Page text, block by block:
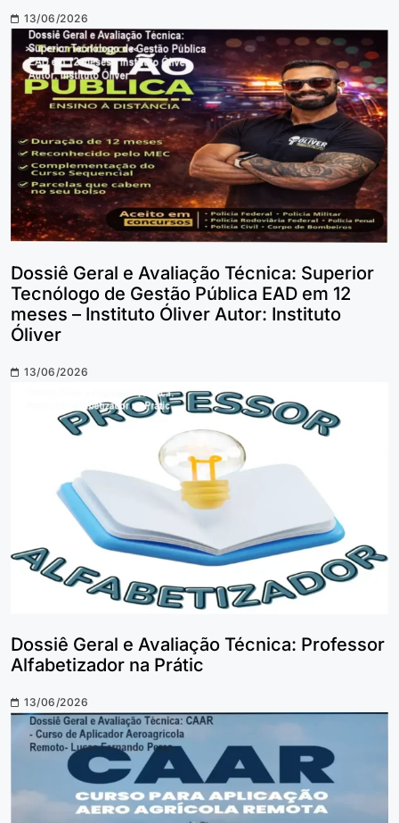
13/06/2026
Dossiê Geral e Avaliação Técnica: Superior
Tecnólogo de Gestão Pública EAD em 12
meses – Instituto Óliver Autor: Instituto
Óliver
13/06/2026
Dossiê Geral e Avaliação Técnica: Professor
Alfabetizador na Prátic
13/06/2026